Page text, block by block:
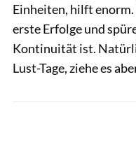
Einheiten, hilft enorm.
erste Erfolge und
Kontinuität ist.
Lust-Tage, ziehe es